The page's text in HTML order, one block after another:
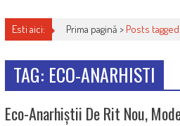
Esti aici: Prima pagină > Posts
TAG: ECO-ANARHISTI
Eco-Anarhiștii De Rit Nou,